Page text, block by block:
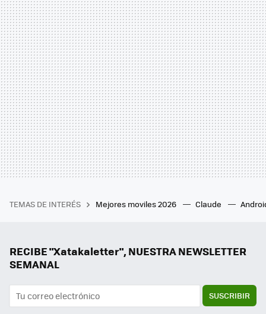
TEMAS DE INTERÉS Mejores moviles 2026 Claude
RECIBE "Xatakaletter", NUESTRA NEWSLETTER
SEMANAL
SUSCRIBIR